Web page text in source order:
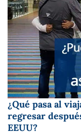
¿Qué pasa al
regresar
EEUU?